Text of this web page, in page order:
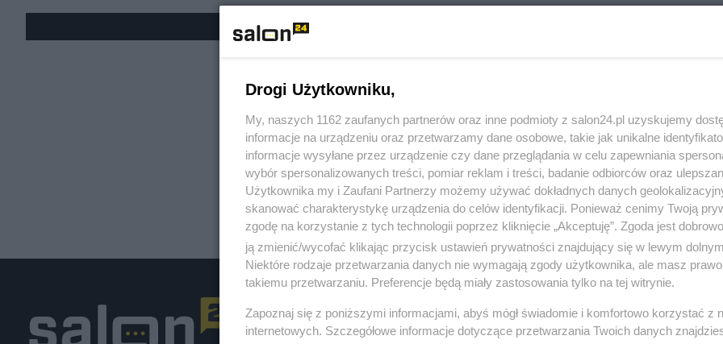
Polityka
PiS
Gospodarka
Biznes
Drogi Użytkowniku,
My, naszych 1162 zaufanych partnerów oraz inne podmioty z salon24.pl uzyskujemy
informacje na urządzeniu oraz przetwarzamy dane osobowe, takie jak unikalne
informacje wysyłane przez urządzenie czy dane przeglądania w celu zapewniania
wybór spersonalizowanych treści, pomiar reklam i treści, badanie odbiorców oraz
Użytkownika my i Zaufani Partnerzy możemy używać dokładnych danych
skanować charakterystykę urządzenia do celów identyfikacji. Ponieważ cenimy Twoją
zgodę na korzystanie z tych technologii poprzez kliknięcie „Akceptuję”. Zgoda jest
ją zmienić/wycofać klikając przycisk ustawień prywatności znajdujący się w lewym
Niektóre rodzaje przetwarzania danych nie wymagają zgody użytkownika, ale masz
takiemu przetwarzaniu. Preferencje będą miały zastosowania tylko na tej witrynie.
Zapoznaj się z poniższymi informacjami, abyś mógł świadomie i komfortowo korzystać z
internetowych. Szczegółowe informacje dotyczące przetwarzania Twoich danych